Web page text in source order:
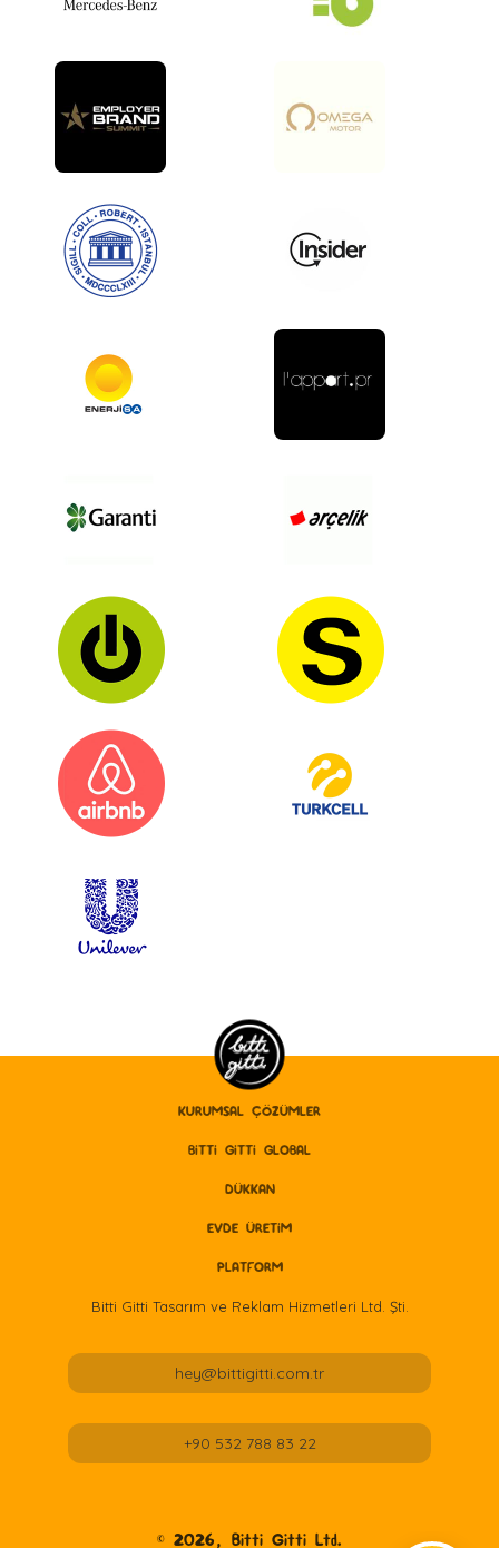
KURUMSAL ÇÖZÜMLER
BITTI GITTI GLOBAL
DÜKKAN
EVDE ÜRETİM
PLATFORM
Bitti Gitti Tasarım ve Reklam Hizmetleri Ltd. Şti.
hey@bittigitti.com.tr
+90 532 788 83 22
© 2026, Bitti Gitti Ltd.